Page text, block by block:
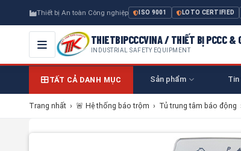
Thiết bị An toàn Công nghiệp ISO 9001 LOTO CERTIFIED
THIETBIPCCCVINA / THIẾT BỊ PCCC &
INDUSTRIAL SAFETY EQUIPMENT
TẤT CẢ DANH MỤC Sản phẩm
Trang nhất › 🚨 Hệ thống báo trộm › Tủ trung tâm báo động